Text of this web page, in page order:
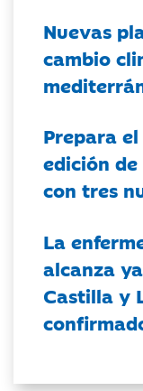
Nuevas
cambio
Prepara
edición de
con tres
La
alcanza
Castilla y